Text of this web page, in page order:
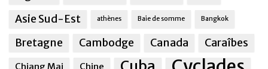
Asie Sud-Est
athènes Baie de somme Bangkok
Bretagne Cambodge Canada Caraîbes
Chiang Mai Chine